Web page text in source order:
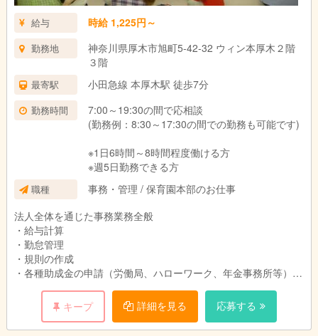
給与 時給 1,225円～
勤務地
神奈川県厚木市旭町5-42-32 ウィン本厚木２階
３階
最寄駅 小田急線 本厚木駅 徒歩7分
勤務時間
7:00～19:30の間で応相談
(勤務例：8:30～17:30の間での勤務も可能です)
※1日6時間～8時間程度働ける方
※週5日勤務できる方
職種
事務・管理 / 保育園本部のお仕事
法人全体を通じた事務業務全般
・給与計算
・勤怠管理
・規則の作成
・各種助成金の申請（労働局、ハローワーク、年金事務所等）
・社保の申請
・本部役員補佐
・官公署への申請書類作成
キープ 詳細を見る 応募する